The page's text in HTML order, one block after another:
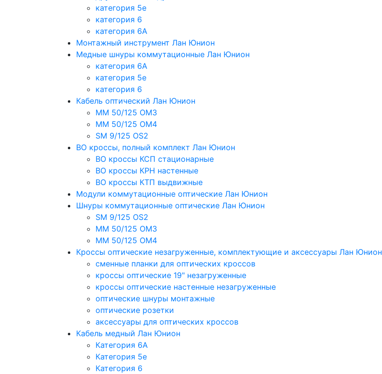
категория 5е
категория 6
категория 6A
Монтажный инструмент Лан Юнион
Медные шнуры коммутационные Лан Юнион
категория 6A
категория 5e
категория 6
Кабель оптический Лан Юнион
MM 50/125 OM3
MM 50/125 OM4
SM 9/125 OS2
ВО кроссы, полный комплект Лан Юнион
ВО кроссы КСП стационарные
ВО кроссы КРН настенные
ВО кроссы КТП выдвижные
Модули коммутационные оптические Лан Юнион
Шнуры коммутационные оптические Лан Юнион
SM 9/125 OS2
MM 50/125 OM3
MM 50/125 OM4
Кроссы оптические незагруженные, комплектующие и аксессуары Лан Юнион
сменные планки для оптических кроссов
кроссы оптические 19" незагруженные
кроссы оптические настенные незагруженные
оптические шнуры монтажные
оптические розетки
аксессуары для оптических кроссов
Кабель медный Лан Юнион
Категория 6A
Категория 5e
Категория 6